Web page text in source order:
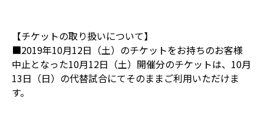
【チケットの取り扱いについて】
■2019年10月12日（土）のチケットをお持ちのお客様
中止となった10月12日（土）開催分のチケットは、10月
13日（日）の代替試合にてそのままご利用いただけま
す。